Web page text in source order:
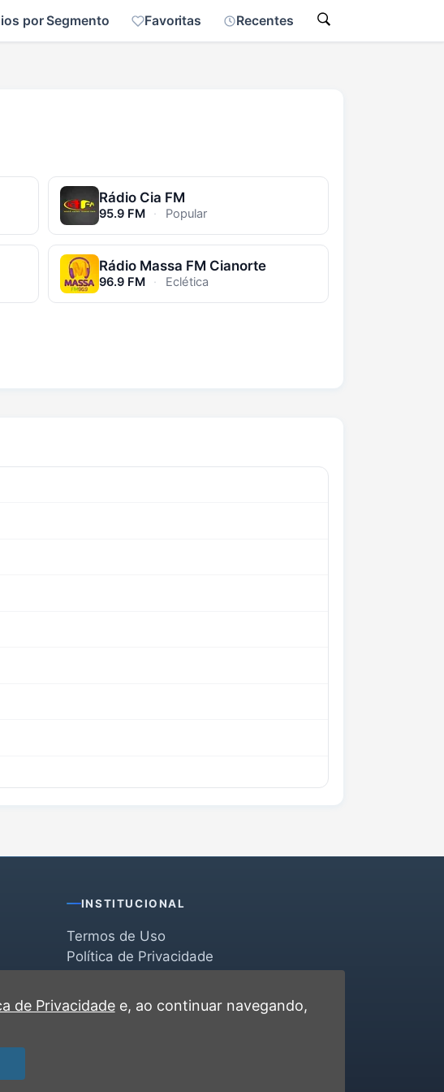
por Segmento Favoritas Recentes
Rádio Cia FM
95.9 FM · Popular
Rádio Massa FM Cianorte
96.9 FM · Eclética
INSTITUCIONAL
Termos de Uso
Política de Privacidade
Contato
de Privacidadee, ao continuar navegando,